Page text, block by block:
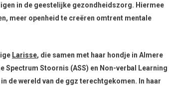
in de geestelijke gezondheidszorg. Hiermee
meer openheid te creëren omtrent mentale
Larisse, die samen met haar hondje in Almere
Spectrum Stoornis (ASS) en Non-verbal Learning
de wereld van de ggz terechtgekomen. In haar